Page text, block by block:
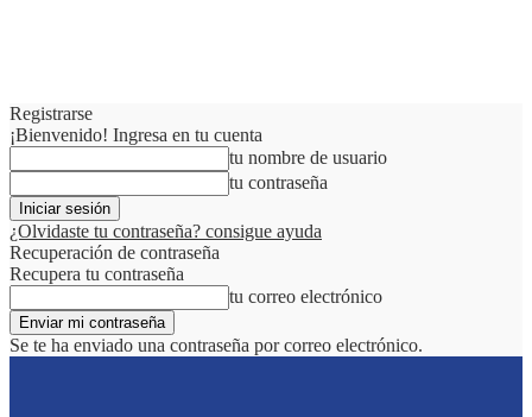
Registrarse
¡Bienvenido! Ingresa en tu cuenta
tu nombre de usuario
tu contraseña
¿Olvidaste tu contraseña? consigue ayuda
Recuperación de contraseña
Recupera tu contraseña
tu correo electrónico
Se te ha enviado una contraseña por correo electrónico.